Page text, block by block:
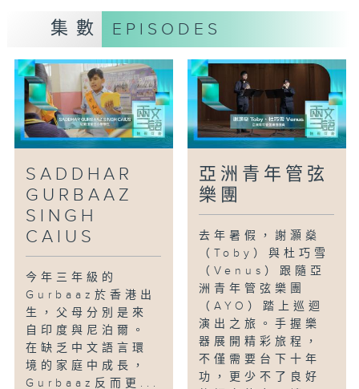
每一位音樂家心中都有一座渴望登上的夢想
舞台，對青年音樂家而言憧憬更是熾熱。這
次巡迴演出站上新加坡殿堂級的演奏廳，
Venus終於一圓美夢。在每一座城市汲取
養分，再透過音樂與當地觀眾交流，一路上
盡是滿足。這趟旅程是兩位音樂家藝術之路
台。
集數 EPISODES
SADDHAR
GURBAAZ
SINGH
CAIUS
今年三年級的
Gurbaaz於香港出
生，父母分別是來
自印度與尼泊爾。
在缺乏中文語言環
境的家庭中成長，
Gurbaaz反而更...
亞洲青年管弦
樂團
去年暑假，謝灝燊
（Toby）與杜巧雪
（Venus）跟隨亞
洲青年管弦樂團
（AYO）踏上巡迴
演出之旅。手握樂
器展開精彩旅程，
不僅需要台下十年
功，更少不了良好